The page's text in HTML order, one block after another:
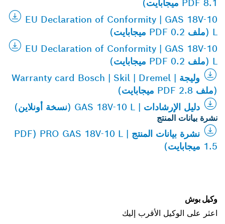
PDF 8.1 ميجابايت)
EU Declaration of Conformity | GAS 18V-10
EU Declaration of Conformity | GAS 18V-10
وليجة | Warranty card Bosch | Skil | Dremel
(ملف PDF 2.8 ميجابايت)
دليل الإرشادات | GAS 18V-10 L (نسخة أونلاين)
نشرة بيانات المنتج
نشرة بيانات المنتج | PRO GAS 18V-10 L (PDF
1.5 ميجابايت)
وكيل بوش
اعثر على الوكيل الأقرب إليك